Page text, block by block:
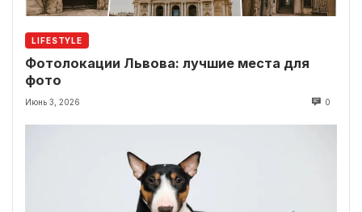
LIFESTYLE
Фотолокации Львова: лучшие места для
фото
Июнь 3, 2026 0